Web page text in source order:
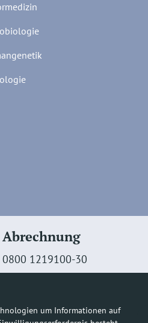
um Informationen auf
Abrechnung
0800 1219100-30